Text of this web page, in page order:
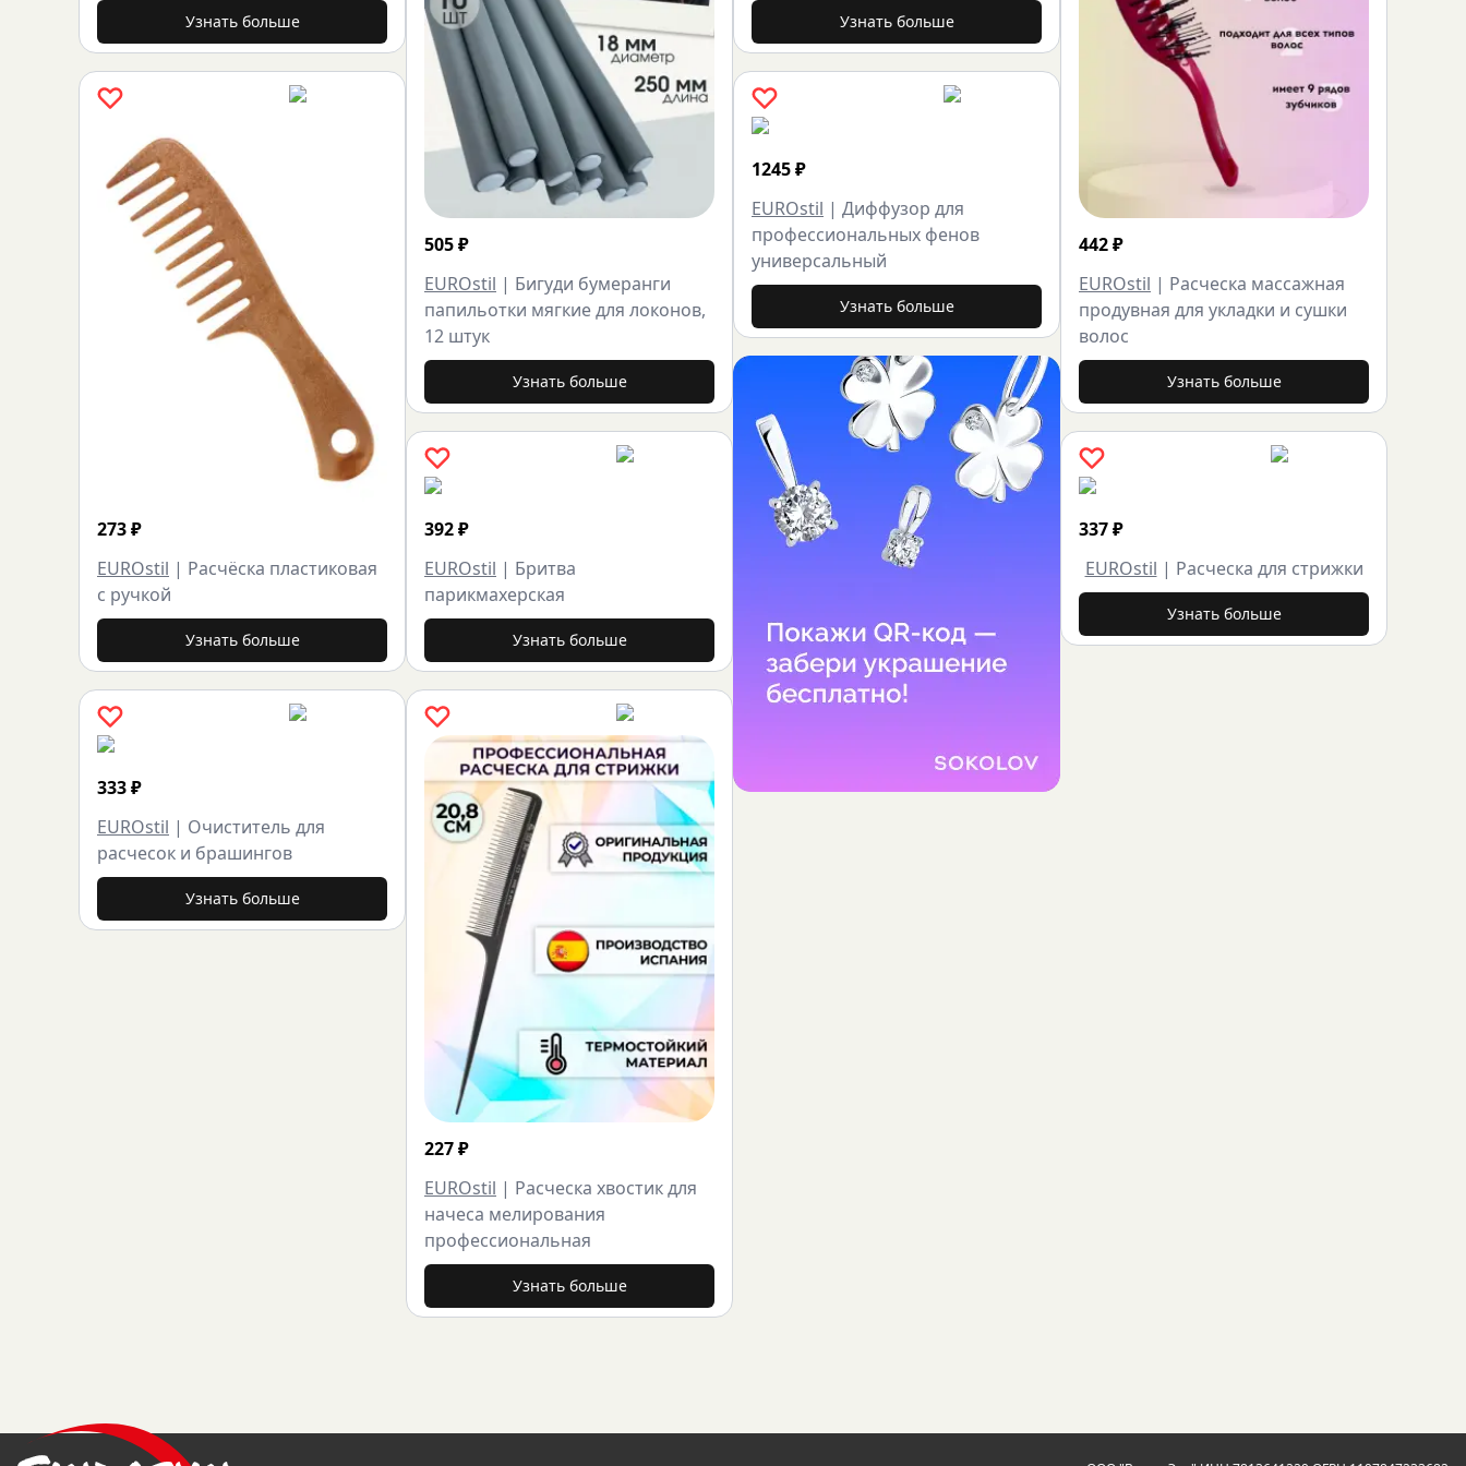
Узнать больше
273₽
EUROstil | Расчёска пластиковая
с ручкой
Узнать больше
333₽
EUROstil | Очиститель для
расчесок и брашингов
Узнать больше
505₽
EUROstil | Бигуди бумеранги
папильотки мягкие для локонов,
12 штук
Узнать больше
392₽
EUROstil | Бритва
парикмахерская
Узнать больше
227₽
EUROstil | Расческа хвостик для
начеса мелирования
профессиональная
Узнать больше
Узнать больше
1245₽
EUROstil | Диффузор для
профессиональных фенов
универсальный
Узнать больше
442₽
EUROstil | Расческа массажная
продувная для укладки и сушки
волос
Узнать больше
337₽
EUROstil | Расческа для стрижки
Узнать больше